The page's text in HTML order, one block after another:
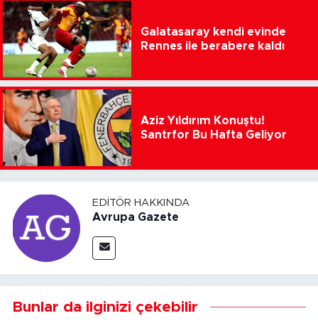
Galatasaray kendi evinde
Rennes ile berabere kaldı
Aziz Yıldırım Konuştu!
Santrfor Bu Hafta Geliyor
EDITÖR HAKKINDA
Avrupa Gazete
Bunlar da ilginizi çekebilir